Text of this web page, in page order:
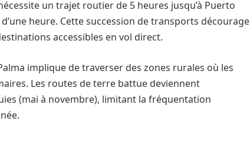
un trajet routier de 5 heures jusqu’à Puerto
heure. Cette succession de transports décourage
accessibles en vol direct.
implique de traverser des zones rurales où les
Les routes de terre battue deviennent
(mai à novembre), limitant la fréquentation